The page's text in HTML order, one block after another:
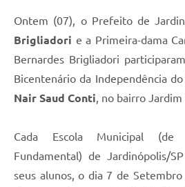
Ontem (07), o Prefeito de
Brigliadori e a Primeira-dama
Bernardes Brigliadori
Bicentenário da Independência
Nair Saud Conti, no bairro
Cada Escola Municipal
Fundamental) de Jardinópolis/
seus alunos, o dia 7 de